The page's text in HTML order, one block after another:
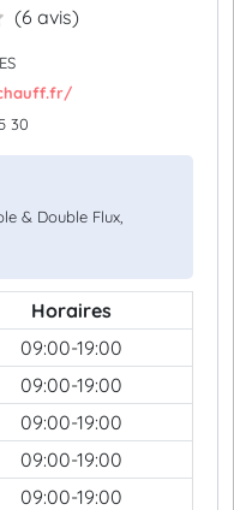
(6 avis)
30
& Double Flux,
Horaires
09:00-19:00
09:00-19:00
09:00-19:00
09:00-19:00
09:00-19:00